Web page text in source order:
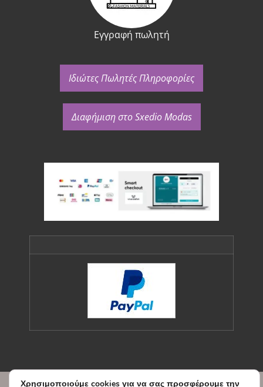
Εγγραφή πωλητή
Ιδιώτες Πωλητές Πληροφορίες
Διαφήμιση στο Sxedio Modas
Χρησιμοποιούμε cookies για να σας προσφέρουμε την